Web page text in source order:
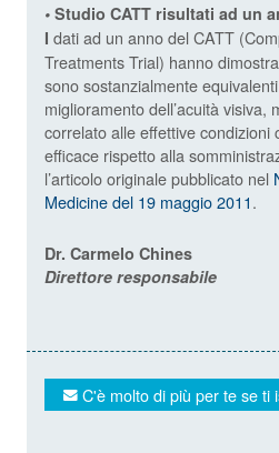
• Studio CATT risultati ad un
I dati ad un anno del CATT
Treatments Trial) hanno
sono sostanzialmente
miglioramento dell’acuità visiva,
correlato alle effettive condizioni
efficace rispetto alla
l’articolo originale pubblicato nel
Medicine del 19 maggio 2011.
Dr. Carmelo Chines
Direttore responsabile
C'è molto di più per te se ti